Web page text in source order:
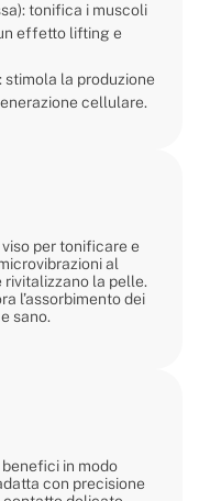
tonifica i muscoli
effetto lifting e
la produzione
cellulare.
per tonificare e
al
la pelle.
l’assorbimento dei
sano.
in modo
con precisione